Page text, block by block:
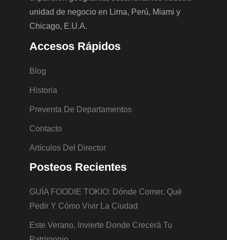
unidad de negocio en Lima, Perú, Miami y
Chicago, E.U.A.
Accesos Rápidos
Blog
Historia
Preventa De Departamentos
Contacto
Artículos Del Director
Posteos Recientes
GUÍA FOODIE TOKIO: Dónde Comer, Qué
Pedir Y Cómo Vivir La Ciudad
Este Verano, Invierte Donde Crecerá Tu